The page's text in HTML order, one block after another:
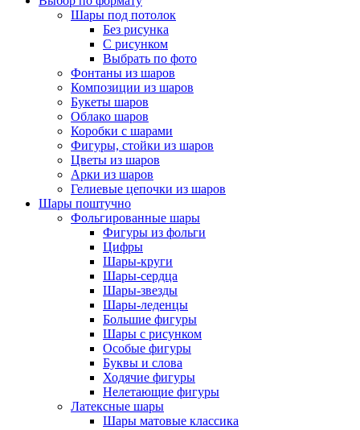
Шары под потолок
Без рисунка
С рисунком
Выбрать по фото
Фонтаны из шаров
Композиции из шаров
Букеты шаров
Облако шаров
Коробки с шарами
Фигуры, стойки из шаров
Цветы из шаров
Арки из шаров
Гелиевые цепочки из шаров
Шары поштучно
Фольгированные шары
Фигуры из фольги
Цифры
Шары-круги
Шары-сердца
Шары-звезды
Шары-леденцы
Большие фигуры
Шары с рисунком
Особые фигуры
Буквы и слова
Ходячие фигуры
Нелетающие фигуры
Латексные шары
Шары матовые классика